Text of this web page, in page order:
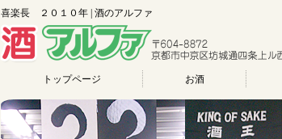
喜楽長 ２０１０年 | 酒のアルファ
トップページ お酒